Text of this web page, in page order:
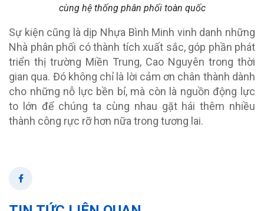
cùng hệ thống phân phối toàn quốc
Sự kiện cũng là dịp Nhựa Bình Minh vinh danh những
Nhà phân phối có thành tích xuất sắc, góp phần phát
triển thị trường Miền Trung, Cao Nguyên trong thời
gian qua. Đó không chỉ là lời cảm ơn chân thành dành
cho những nỗ lực bền bỉ, mà còn là nguồn động lực
to lớn để chúng ta cùng nhau gặt hái thêm nhiều
thành công rực rỡ hơn nữa trong tương lai.